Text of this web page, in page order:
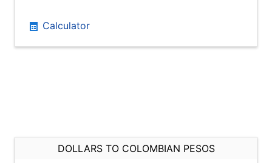
Calculator
DOLLARS TO COLOMBIAN PESOS